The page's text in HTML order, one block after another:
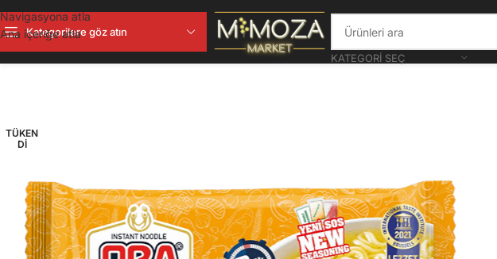
Navigasyona atla
Ana içeriğe atla
Kategorilere göz atın
KATEGORI SEÇ
TÜKEN
DI